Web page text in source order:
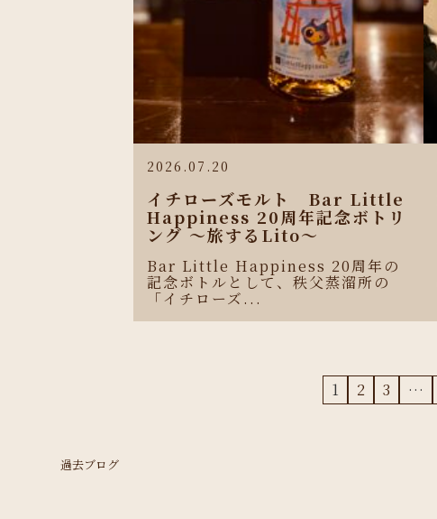
2026.07.20
イチローズモルト Bar Little
Happiness 20周年記念ボトリ
ング 〜旅するLito〜
Bar Little Happiness 20周年の
記念ボトルとして、秩父蒸溜所の
「イチローズ...
1 2 3 …
過去ブログ